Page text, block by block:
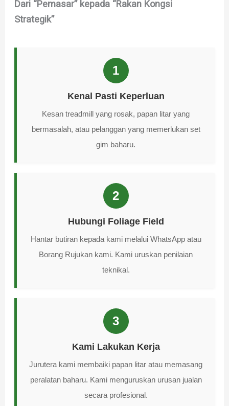
Dari “Pemasar” kepada “Rakan Kongsi
Strategik”
1
Kenal Pasti Keperluan
Kesan treadmill yang rosak, papan litar yang
bermasalah, atau pelanggan yang memerlukan set
gim baharu.
2
Hubungi Foliage Field
Hantar butiran kepada kami melalui WhatsApp atau
Borang Rujukan kami. Kami uruskan penilaian
teknikal.
3
Kami Lakukan Kerja
Jurutera kami membaiki papan litar atau memasang
peralatan baharu. Kami menguruskan urusan jualan
secara profesional.